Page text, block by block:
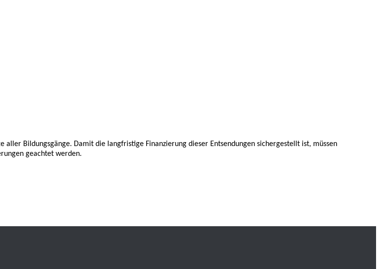
Bildungsgänge. Damit die langfristige Finanzierung dieser Entsendungen sichergestellt ist, müssen
geachtet werden.